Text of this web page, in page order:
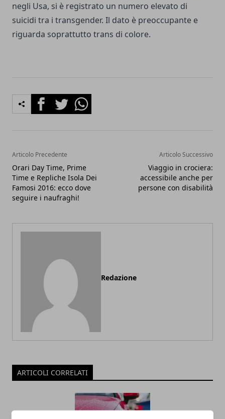
negli Usa, si è registrato un numero elevato di
suicidi tra i transgender. Il dato è preoccupante e
riguarda soprattutto trans di colore.
FacebookTwitterWhatsapp
Articolo Precedente
Orari Day Time, Prime
Time e Repliche Isola Dei
Famosi 2016: ecco dove
seguire i naufraghi!
Articolo Successivo
Viaggio in crociera:
accessibile anche per
persone con disabilità
Redazione
ARTICOLI CORRELATI